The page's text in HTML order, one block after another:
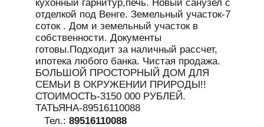
кухонный гарнитур,печь. Новый санузел с
отделкой под Венге. Земельный участок-7
соток . Дом и земельный участок в
собственности. Документы
готовы.Подходит за наличный рассчет,
ипотека любого банка. Чистая продажа.
БОЛЬШОЙ ПРОСТОРНЫЙ ДОМ ДЛЯ
СЕМЬИ В ОКРУЖЕНИИ ПРИРОДЫ!!
СТОИМОСТЬ-3150 000 РУБЛЕЙ.
ТАТЬЯНА-89516110088
Тел.:89516110088